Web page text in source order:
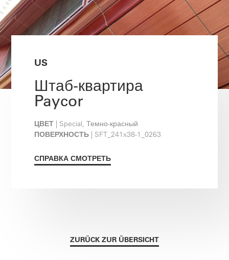
US
Штаб-квартира
Paycor
ЦВЕТ | Special, Темно-красный
ПОВЕРХНОСТЬ | SFT_241x38-1_0263
СПРАВКА СМОТРЕТЬ
ZURÜCK ZUR ÜBERSICHT